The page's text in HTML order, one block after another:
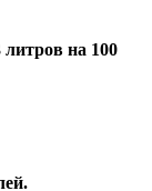
на 100